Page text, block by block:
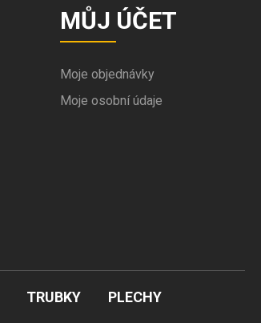
MŮJ ÚČET
Moje objednávky
Moje osobní údaje
TRUBKY
PLECHY